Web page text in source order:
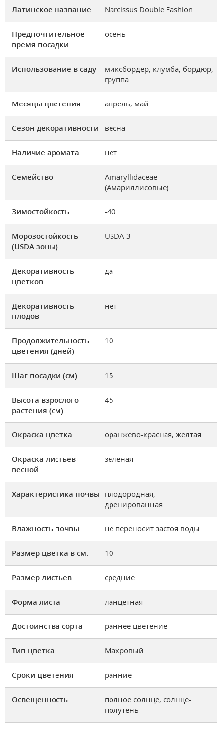
Латинское название Narcissus Double Fashion
Предпочтительное
время посадки
осень
Использование в саду
миксбордер, клумба, бордюр,
группа
Месяцы цветения апрель, май
Сезон декоративности весна
Наличие аромата нет
Семейство
Amaryllidaceae
(Амариллисовые)
Зимостойкость -40
Морозостойкость
(USDA зоны)
USDA 3
Декоративность
цветков
да
Декоративность
плодов
нет
Продолжительность
цветения (дней)
10
Шаг посадки (см) 15
Высота взрослого
растения (см)
45
Окраска цветка оранжево-красная, желтая
Окраска листьев
весной
зеленая
Характеристика почвы плодородная,
дренированная
Влажность почвы не переносит застоя воды
Размер цветка в см. 10
Размер листьев средние
Форма листа ланцетная
Достоинства сорта раннее цветение
Тип цветка Махровый
Сроки цветения ранние
Освещенность
полное солнце, солнце-
полутень